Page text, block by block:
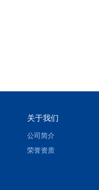
关于我们
公司简介
荣誉资质